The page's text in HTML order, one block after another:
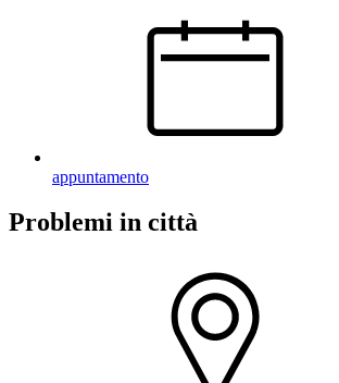
appuntamento
Problemi in città